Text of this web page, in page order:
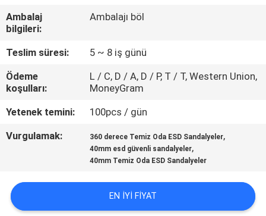
BIZE
ULAŞIN
HABERLER
TEKLIF
ISTEĞI
SITE
HARITASI
Ambalaj
bilgileri:
Ambalajı böl
Teslim süresi:
5 ~ 8 iş günü
Ödeme
koşulları:
L / C, D / A, D / P, T / T, Western Union,
MoneyGram
Yetenek temini:
100pcs / gün
Vurgulamak:
360 derece Temiz Oda ESD Sandalyeler,
40mm esd güvenli sandalyeler,
40mm Temiz Oda ESD Sandalyeler
EN IYI FIYAT